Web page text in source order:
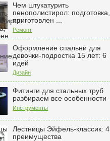
Чем штукатурить
пенополистирол: подготовка,
приготовлен ...
Ремонт
Оформление спальни для
девочки-подростка 15 лет: 6
идей
Дизайн
Фитинги для стальных труб
разбираем все особенности
Инструменты
Лестницы Эйфель-классик: 4
преимущества